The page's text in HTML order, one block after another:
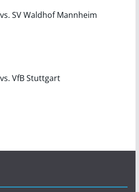
SV Waldhof Mannheim
VfB Stuttgart